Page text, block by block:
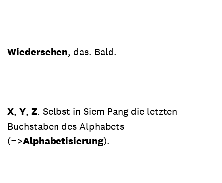
Wiedersehen, das. Bald.
X, Y, Z. Selbst in Siem Pang die letzten
Buchstaben des Alphabets
(=>Alphabetisierung).